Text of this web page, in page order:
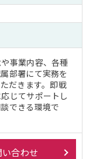
事業内容、各種
部署にて実務を
だきます。即戦
じてサポートし
できる環境で
合わせ